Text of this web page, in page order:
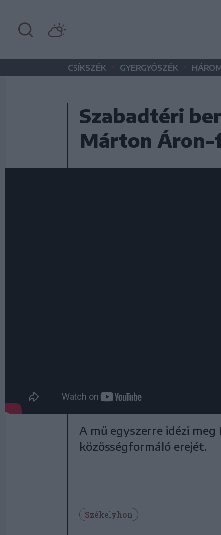
CSÍKSZÉK • GYERGYÓSZÉK •
Szabadtéri
Márton Áron-
A mű egyszerre idézi
közösségformáló erejét.
Székelyhon